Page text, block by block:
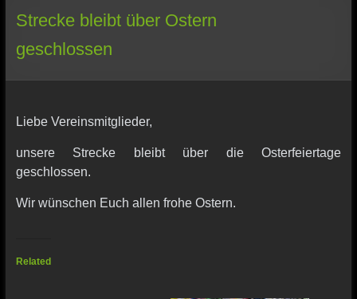
seit
1949
Strecke bleibt über Ostern
geschlossen
Liebe Vereinsmitglieder,
unsere Strecke bleibt über die Osterfeiertage
geschlossen.
Wir wünschen Euch allen frohe Ostern.
Related